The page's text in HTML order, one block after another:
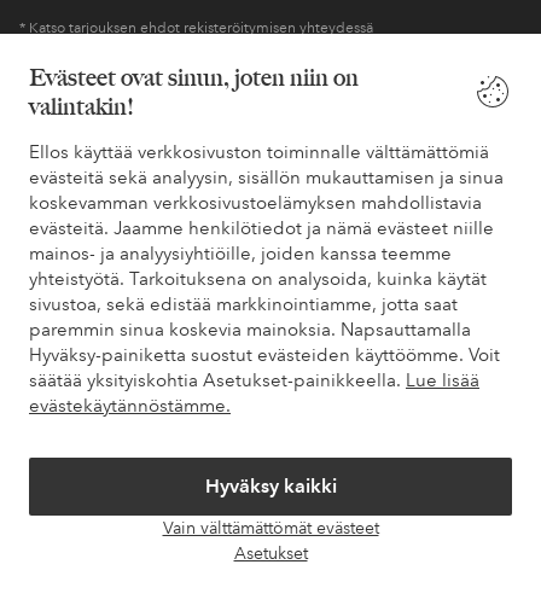
Evästeet ovat sinun, joten niin on
valintakin!
Ellos käyttää verkkosivuston toiminnalle välttämättömiä
evästeitä sekä analyysin, sisällön mukauttamisen ja sinua
koskevamman verkkosivustoelämyksen mahdollistavia
evästeitä. Jaamme henkilötiedot ja nämä evästeet niille
mainos- ja analyysiyhtiöille, joiden kanssa teemme
yhteistyötä. Tarkoituksena on analysoida, kuinka käytät
sivustoa, sekä edistää markkinointiamme, jotta saat
paremmin sinua koskevia mainoksia. Napsauttamalla
Hyväksy-painiketta suostut evästeiden käyttöömme. Voit
säätää yksityiskohtia Asetukset-painikkeella. Lue lisää
evästekäytännöstämme.
Hyväksy kaikki
Vain välttämättömät evästeet
Asetukset
* Katso tarjouksen ehdot rekisteröitymisen yhteydessä
Tarvitsetko apua?
Löydät vastaukset useimmin kysyttyihin kysymyksiin usein
kysytyistä kysymyksistä. Löydät myös tietoa siitä, miten voit ottaa
meihin yhteyttä.
Asiakaspalvelu Tilaukset Maksutavat
Omat sivut